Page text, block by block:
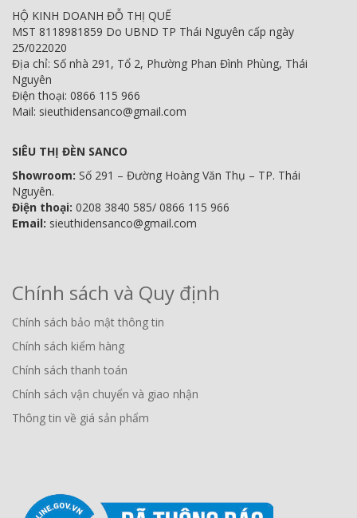
HỘ KINH DOANH ĐỖ THỊ QUẾ
MST 8118981859 Do UBND TP Thái Nguyên cấp ngày
25/022020
Địa chỉ: Số nhà 291, Tổ 2, Phường Phan Đình Phùng, Thái
Nguyên
Điện thoại: 0866 115 966
Mail: sieuthidensanco@gmail.com
SIÊU THỊ ĐÈN SANCO
Showroom: Số 291 – Đường Hoàng Văn Thụ – TP. Thái
Nguyên.
Điện thoại: 0208 3840 585/ 0866 115 966
Email: sieuthidensanco@gmail.com
Chính sách và Quy định
Chính sách bảo mật thông tin
Chính sách kiểm hàng
Chính sách thanh toán
Chính sách vận chuyển và giao nhận
Thông tin về giá sản phẩm